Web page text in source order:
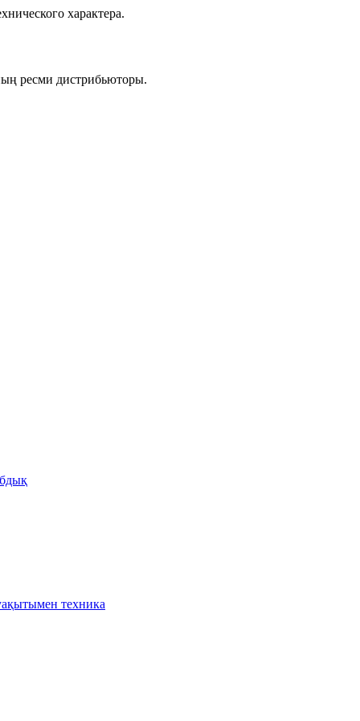
характера.
ресми дистрибьюторы.
техника